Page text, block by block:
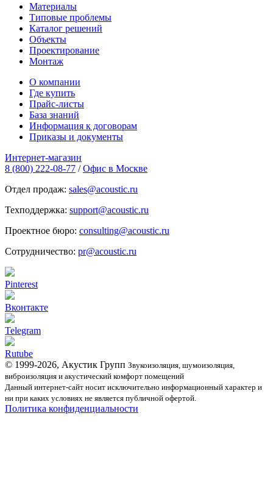
Материалы
Типовые проблемы
Каталог решений
Объекты
Проектирование
Монтаж
О компании
Где купить
Прайс-листы
База знаний
Информация к договорам
Приказы и документы
Интернет-магазин
8 (800) 222-08-77 / Офис в Москве
Отдел продаж: sales@acoustic.ru
Техподдержка: support@acoustic.ru
Проектное бюро: consulting@acoustic.ru
Сотрудничество: pr@acoustic.ru
Pinterest
Вконтакте
Telegram
Rutube
© 1999-2026, Акустик Групп Звукоизоляция, шумоизоляция,
виброизоляция и акустический комфорт помещений
Данный интернет-сайт носит исключительно информационный характер и
ни при каких условиях не является публичной офертой.
Политика конфиденциальности